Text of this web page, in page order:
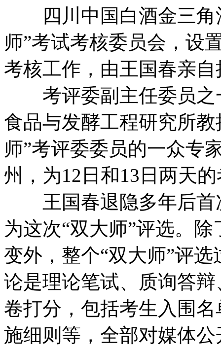
四川中国白酒金三角
师”考试考核委员会，设
考核工作，由王国春亲
考评委副主任委员之
食品与发酵工程研究所
师”考评委委员的一众专
州，为12日和13日两天
王国春退隐多年后首
为这次“双大师”评选。
变外，整个“双大师”评
论是理论笔试、质询答
卷打分，包括考生入围
施细则等，全部对媒体公